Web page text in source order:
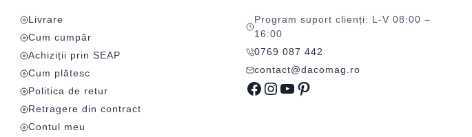
Livrare
Cum cumpăr
Achiziții prin SEAP
Cum plătesc
Politica de retur
Retragere din contract
Contul meu
Program suport clienți: L-V 08:00 –
16:00
0769 087 442
contact@dacomag.ro
Facebook
Instagram
YouTube
Pinterest